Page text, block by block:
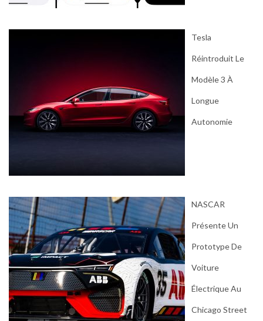
Tesla
Réintroduit Le
Modèle 3 À
Longue
Autonomie
NASCAR
Présente Un
Prototype De
Voiture
Électrique Au
Chicago Street